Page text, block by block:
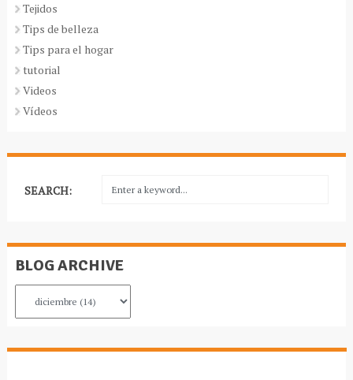
Tejidos
Tips de belleza
Tips para el hogar
tutorial
Videos
Vídeos
SEARCH:
BLOG ARCHIVE